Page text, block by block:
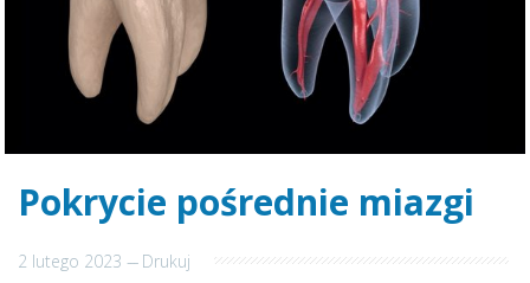
Pokrycie pośrednie miazgi
2 lutego 2023--- Drukuj